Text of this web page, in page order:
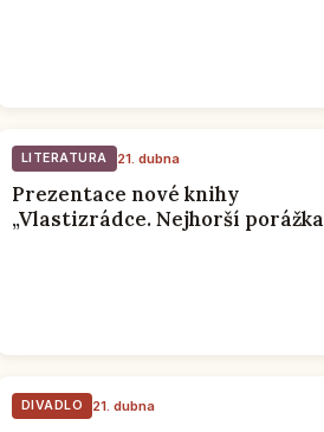
LITERATURA 21. dubna
Prezentace nové knihy
„Vlastizrádce. Nejhorší porážka
DIVADLO 21. dubna